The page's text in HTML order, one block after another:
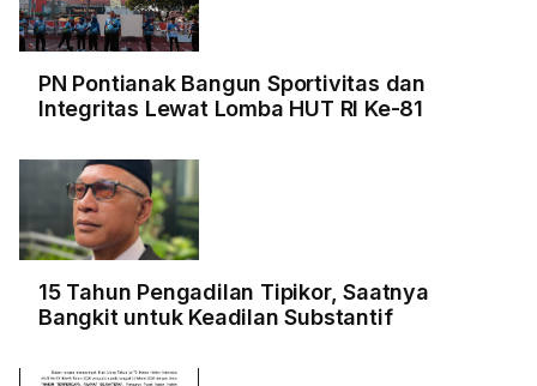
PN Pontianak Bangun Sportivitas dan
Integritas Lewat Lomba HUT RI Ke-81
15 Tahun Pengadilan Tipikor, Saatnya
Bangkit untuk Keadilan Substantif